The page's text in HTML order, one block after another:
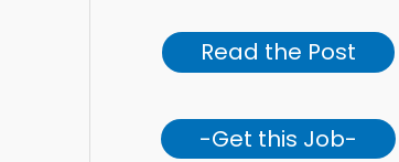
Read the Post
-Get this Job-